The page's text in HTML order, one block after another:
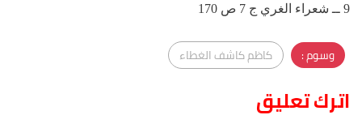
9 ــ شعراء الغري ج 7 ص 170
وسوم : كاظم كاشف الغطاء
اترك تعليق